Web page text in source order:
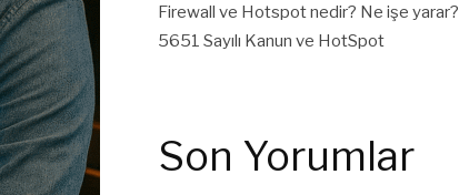
Firewall ve Hotspot nedir? Ne işe yarar?
5651 Sayılı Kanun ve HotSpot
Son Yorumlar